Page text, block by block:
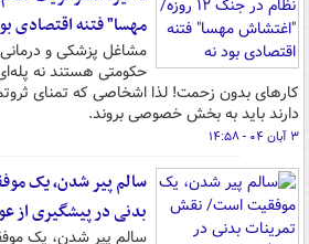
مهسا" فتنه
مشاغل پزشکی و
حکومتی هستند نه
کارهای بدون زحمت! لذا اشخاصی که تمنای
دارند باید به بخش خصوصی بروند.
۳ آبان ۰۴ - ۱۴:۵۸
سالم پیر شدن، یک
بدنی در پیشگیری از
سالم پیر شدن، یک